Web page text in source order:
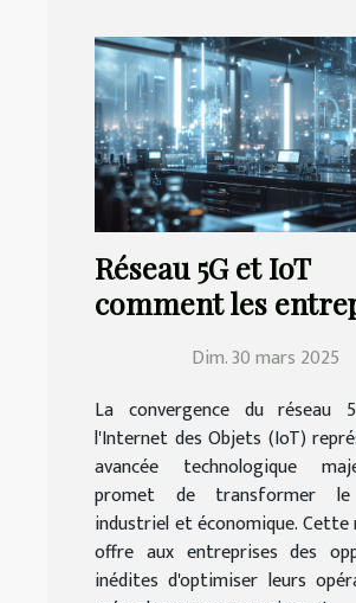
Réseau 5G et IoT
comment les
cette révolution
Dim. 30 mars 2025
La convergence du réseau
l'Internet des Objets (IoT)
avancée technologique
promet de transformer le
industriel et économique.
offre aux entreprises des
inédites d'optimiser leurs